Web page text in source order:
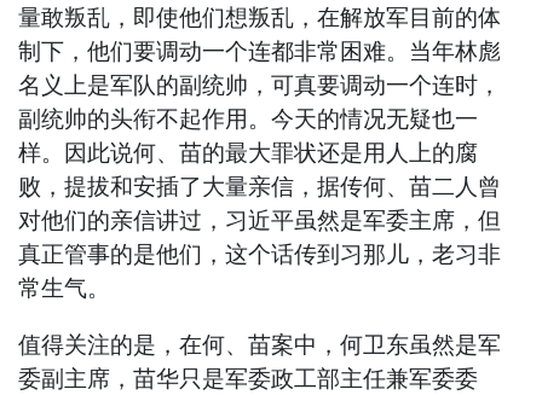
量敢叛乱，即使他们想叛乱，在解放军目前的体
制下，他们要调动一个连都非常困难。当年林彪
名义上是军队的副统帅，可真要调动一个连时，
副统帅的头衔不起作用。今天的情况无疑也一
样。因此说何、苗的最大罪状还是用人上的腐
败，提拔和安插了大量亲信，据传何、苗二人曾
对他们的亲信讲过，习近平虽然是军委主席，但
真正管事的是他们，这个话传到习那儿，老习非
常生气。
值得关注的是，在何、苗案中，何卫东虽然是军
委副主席，苗华只是军委政工部主任兼军委委